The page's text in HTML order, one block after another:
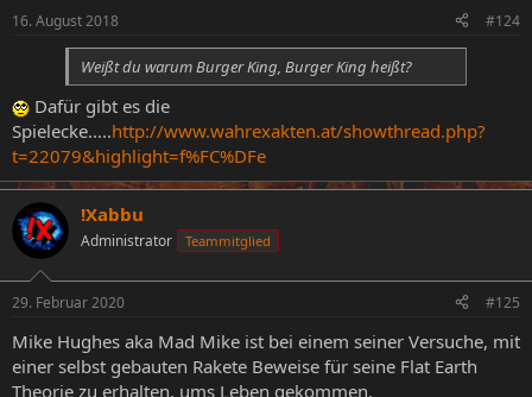
16. August 2018 #124
Weißt du warum Burger King, Burger King heißt?
Dafür gibt es die
Spielecke.....http://www.wahrexakten.at/showthread.php?
t=22079&highlight=f%FC%DFe
!Xabbu
Administrator Teammitglied
29. Februar 2020 #125
Mike Hughes aka Mad Mike ist bei einem seiner Versuche, mit
einer selbst gebauten Rakete Beweise für seine Flat Earth
Theorie zu erhalten, ums Leben gekommen.